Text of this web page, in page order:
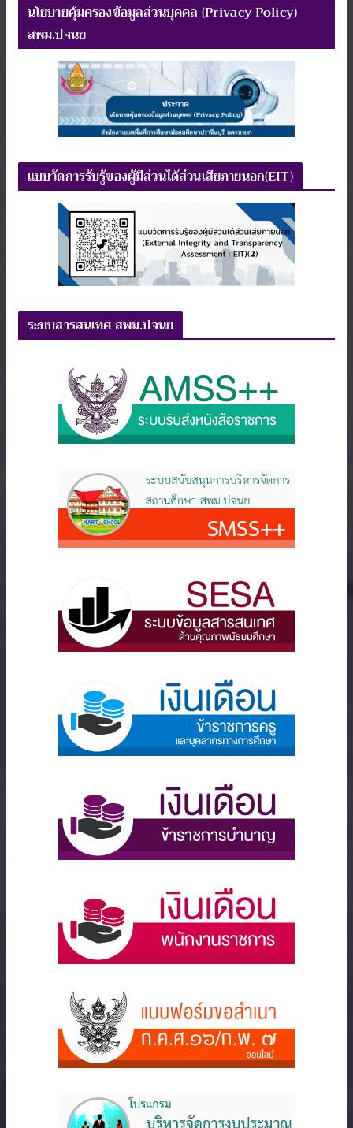
นโยบายคุ้มครองข้อมูลส่วนบุคคล (Privacy Policy)
สพม.ปจนย
แบบวัดการรับรู้ของผู้มีส่วนได้ส่วนเสียภายนอก(EIT)
ระบบสารสนเทศ สพม.ปจนย